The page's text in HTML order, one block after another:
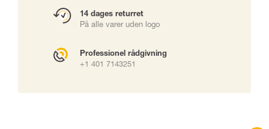
14 dages returret
På alle varer uden logo
Professionel rådgivning
+1 401 7143251